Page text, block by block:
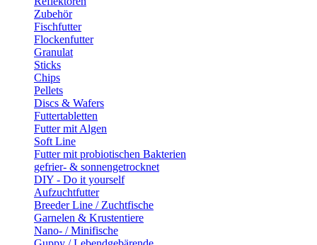
Zubehör
Fischfutter
Flockenfutter
Granulat
Sticks
Chips
Pellets
Discs & Wafers
Futtertabletten
Futter mit Algen
Soft Line
Futter mit probiotischen Bakterien
gefrier- & sonnengetrocknet
DIY - Do it yourself
Aufzuchtfutter
Breeder Line / Zuchtfische
Garnelen & Krustentiere
Nano- / Minifische